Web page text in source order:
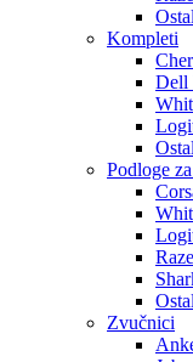
Kompleti
Dell
Podloge
Zvučnici